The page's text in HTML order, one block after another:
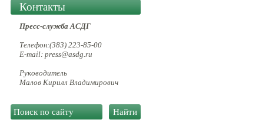
Контакты
Пресс-служба АСДГ
Телефон:(383) 223-85-00
E-mail: press@asdg.ru
Руководитель
Малов Кирилл Владимирович